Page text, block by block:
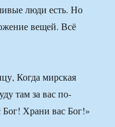
люди есть. Но
вещей. Всё
Когда мирская
там за вас по-
Храни вас Бог!»